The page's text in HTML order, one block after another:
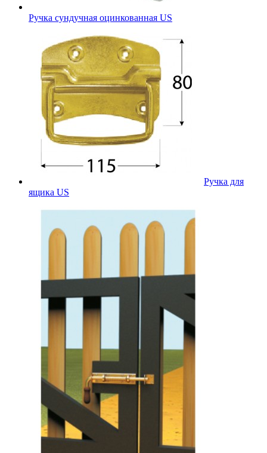
Ручка сундучная оцинкованная US
Ручка для
ящика US